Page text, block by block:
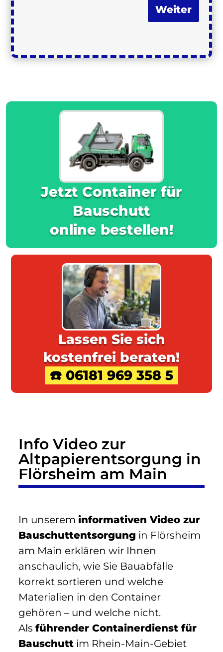
Weiter
Jetzt Container für
Bauschutt
online bestellen!
Lassen Sie sich
kostenfrei beraten!
☎️ 06181 969 358 5
Info Video zur
Altpapierentsorgung in
Flörsheim am Main
In unserem informativen Video zur
Bauschuttentsorgung in Flörsheim
am Main erklären wir Ihnen
anschaulich, wie Sie Bauabfälle
korrekt sortieren und welche
Materialien in den Container
gehören – und welche nicht.
Als führender Containerdienst für
Bauschutt im Rhein-Main-Gebiet